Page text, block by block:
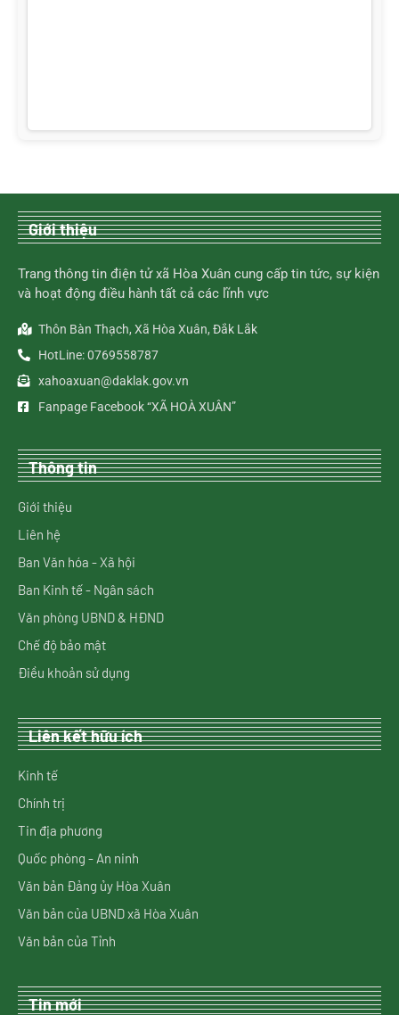
Giới thiệu
Trang thông tin điện tử xã Hòa Xuân cung cấp tin tức, sự kiện
và hoạt động điều hành tất cả các lĩnh vực
Thôn Bàn Thạch, Xã Hòa Xuân, Đắk Lắk
HotLine: 0769558787
xahoaxuan@daklak.gov.vn
Fanpage Facebook “XÃ HOÀ XUÂN”
Thông tin
Giới thiệu
Liên hệ
Ban Văn hóa - Xã hội
Ban Kinh tế - Ngân sách
Văn phòng UBND & HĐND
Chế độ bảo mật
Điều khoản sử dụng
Liên kết hữu ích
Kinh tế
Chính trị
Tin địa phương
Quốc phòng - An ninh
Văn bản Đảng ủy Hòa Xuân
Văn bản của UBND xã Hòa Xuân
Văn bản của Tỉnh
Tin mới